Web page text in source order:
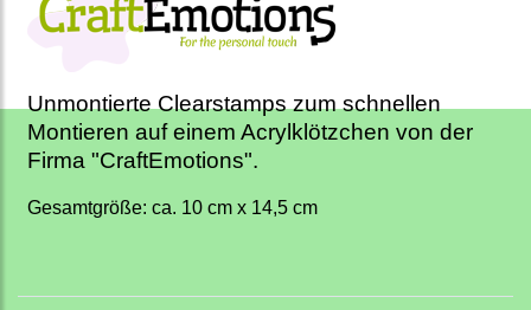
Unmontierte Clearstamps zum schnellen
Montieren auf einem Acrylklötzchen von der
Firma "CraftEmotions".
Gesamtgröße: ca. 10 cm x 14,5 cm